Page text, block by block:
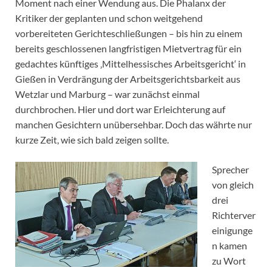
Moment nach einer Wendung aus. Die Phalanx der
Kritiker der geplanten und schon weitgehend
vorbereiteten Gerichteschließungen – bis hin zu einem
bereits geschlossenen langfristigen Mietvertrag für ein
gedachtes künftiges ‚Mittelhessisches Arbeitsgericht‘ in
Gießen in Verdrängung der Arbeitsgerichtsbarkeit aus
Wetzlar und Marburg – war zunächst einmal
durchbrochen. Hier und dort war Erleichterung auf
manchen Gesichtern unübersehbar. Doch das währte nur
kurze Zeit, wie sich bald zeigen sollte.
Sprecher
von gleich
drei
Richterver
einigunge
n kamen
zu Wort